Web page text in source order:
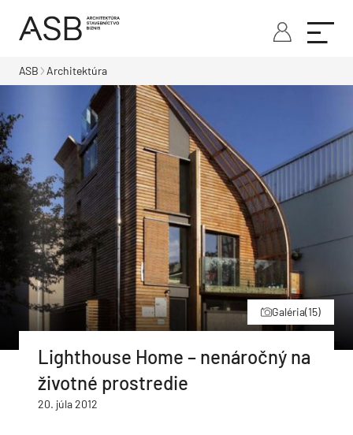
ASB Architektúra
Galéria(15)
Lighthouse Home – nenáročný na
životné prostredie
20. júla 2012